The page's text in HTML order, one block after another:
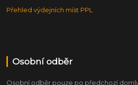
Přehled výdejních míst PPL
Osobní odběr
Osobní odběr pouze po předchozí